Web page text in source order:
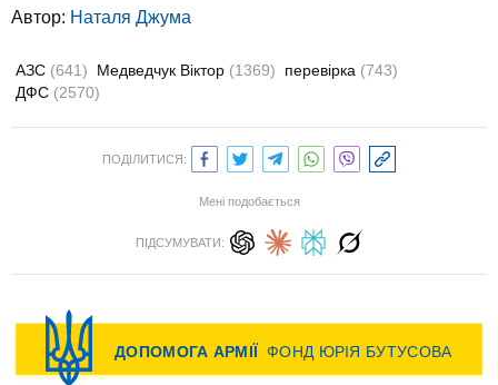
Автор: Наталя Джума
АЗС (641) Медведчук Віктор (1369) перевірка (743)
ДФС (2570)
ПОДІЛИТИСЯ:
Мені подобається
ПІДСУМУВАТИ: